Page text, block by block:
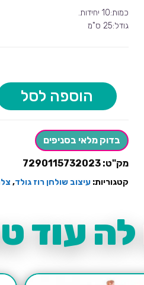
כמות:10 יחידות.
גודל:25 ס"מ
הוספה לסל
בדוק מלאי בסניפים
מק"ט: 7290115732023
קטגוריות: עיצוב שולחן רוז גולד,
עוד